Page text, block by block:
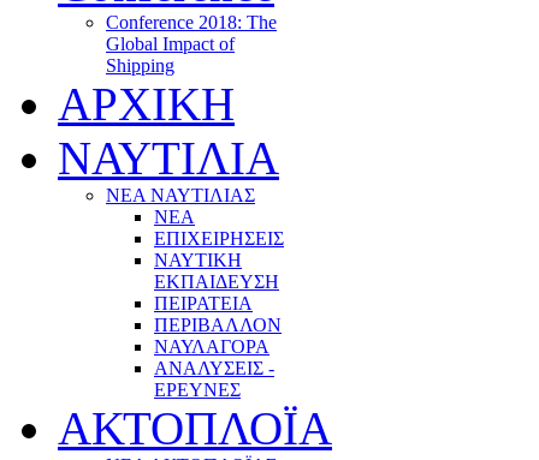
Conference 2018: The
Global Impact of
Shipping
ΑΡΧΙΚΗ
ΝΑΥΤΙΛΙΑ
ΝΕΑ ΝΑΥΤΙΛΙΑΣ
ΝΕΑ
ΕΠΙΧΕΙΡΗΣΕΙΣ
ΝΑΥΤΙΚΗ
ΕΚΠΑΙΔΕΥΣΗ
ΠΕΙΡΑΤΕΙΑ
ΠΕΡΙΒΑΛΛΟΝ
ΝΑΥΛΑΓΟΡΑ
ΑΝΑΛΥΣΕΙΣ -
ΕΡΕΥΝΕΣ
ΑΚΤΟΠΛΟΪΑ